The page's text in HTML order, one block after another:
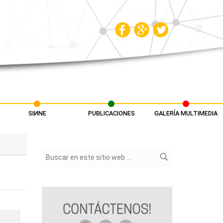
SIИNE PUBLICACIONES GALERÍA MULTIMEDIA
Formulario de búsqueda